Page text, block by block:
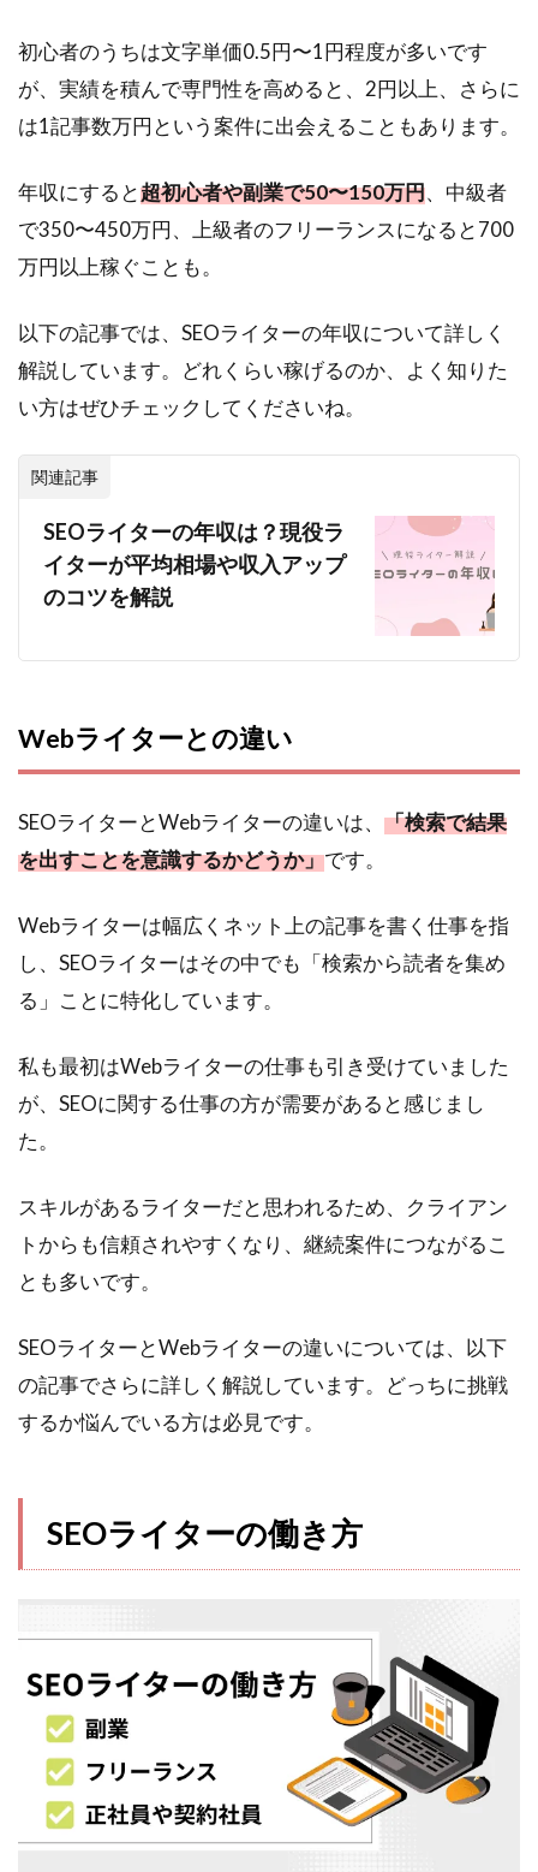
初心者のうちは文字単価0.5円〜1円程度が多いです
が、実績を積んで専門性を高めると、2円以上、さらに
は1記事数万円という案件に出会えることもあります。
年収にすると超初心者や副業で50〜150万円、中級者
で350〜450万円、上級者のフリーランスになると700
万円以上稼ぐことも。
以下の記事では、SEOライターの年収について詳しく
解説しています。どれくらい稼げるのか、よく知りた
い方はぜひチェックしてくださいね。
関連記事
SEOライターの年収は？現役ラ
イターが平均相場や収入アップ
のコツを解説
Webライターとの違い
SEOライターとWebライターの違いは、 「検索で結果
を出すことを意識するかどうか」です。
Webライターは幅広くネット上の記事を書く仕事を指
し、SEOライターはその中でも「検索から読者を集め
る」ことに特化しています。
私も最初はWebライターの仕事も引き受けていました
が、SEOに関する仕事の方が需要があると感じまし
た。
スキルがあるライターだと思われるため、クライアン
トからも信頼されやすくなり、継続案件につながるこ
とも多いです。
SEOライターとWebライターの違いについては、以下
の記事でさらに詳しく解説しています。どっちに挑戦
するか悩んでいる方は必見です。
SEOライターの働き方